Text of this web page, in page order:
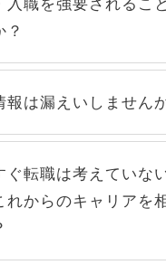
非公開求人」です。非
由によって、一般には
到を避けるため 人気
してしまうと、応募
機関が求める条件に合
紹介会社に依頼するケ
。
入職を強要されるこ
？
職を強要することは
、仮に応募先から内定
する必要はありませ
連絡はキャリアパート
報は漏えいしません
が漏えいすることは
心ください。当サイト
集したご登録者様の個
キャリアアップおよび
的に使用いたします。
べての個人データは
ぐ転職は考えていな
れからのキャリアを